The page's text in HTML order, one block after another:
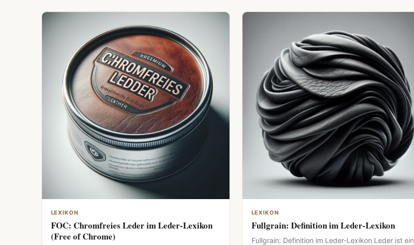
LEXIKON
FOC: Chromfreies Leder im Leder-Lexikon
(Free of Chrome)
LEXIKON
Fullgrain: Definition im Leder-Lexikon
Fullgrain: Definition im Leder-Lexikon Leder ist ein